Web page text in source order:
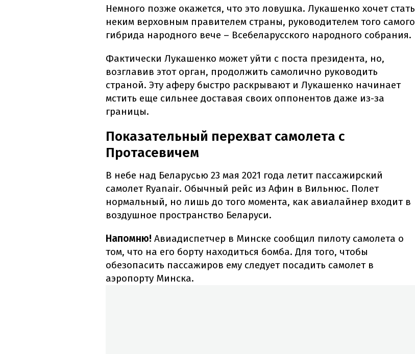
Немного позже окажется, что это ловушка. Лукашенко хочет стать
неким верховным правителем страны, руководителем того самого
гибрида народного вече – Всебеларусского народного собрания.
Фактически Лукашенко может уйти с поста президента, но,
возглавив этот орган, продолжить самолично руководить
страной. Эту аферу быстро раскрывают и Лукашенко начинает
мстить еще сильнее доставая своих оппонентов даже из-за
границы.
Показательный перехват самолета с
Протасевичем
В небе над Беларусью 23 мая 2021 года летит пассажирский
самолет Ryanair. Обычный рейс из Афин в Вильнюс. Полет
нормальный, но лишь до того момента, как авиалайнер входит в
воздушное пространство Беларуси.
Напомню! Авиадиспетчер в Минске сообщил пилоту самолета о
том, что на его борту находиться бомба. Для того, чтобы
обезопасить пассажиров ему следует посадить самолет в
аэропорту Минска.